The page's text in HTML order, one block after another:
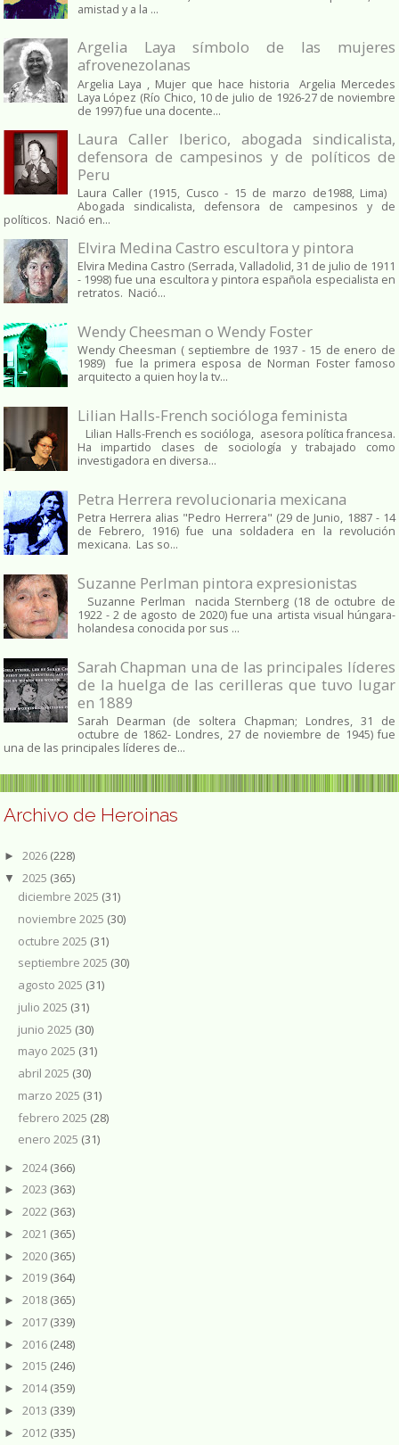
amistad y a la ...
Argelia Laya símbolo de las mujeres
afrovenezolanas
Argelia Laya , Mujer que hace historia Argelia Mercedes
Laya López (Río Chico, 10 de julio de 1926-27 de noviembre
de 1997) fue una docente...
Laura Caller Iberico, abogada sindicalista,
defensora de campesinos y de políticos de
Peru
Laura Caller (1915, Cusco - 15 de marzo de1988, Lima)
Abogada sindicalista, defensora de campesinos y de
políticos. Nació en...
Elvira Medina Castro escultora y pintora
Elvira Medina Castro (Serrada, Valladolid, 31 de julio de 1911
- 1998) fue una escultora y pintora española especialista en
retratos. Nació...
Wendy Cheesman o Wendy Foster
Wendy Cheesman ( septiembre de 1937 - 15 de enero de
1989) fue la primera esposa de Norman Foster famoso
arquitecto a quien hoy la tv...
Lilian Halls-French socióloga feminista
Lilian Halls-French es socióloga, asesora política francesa.
Ha impartido clases de sociología y trabajado como
investigadora en diversa...
Petra Herrera revolucionaria mexicana
Petra Herrera alias "Pedro Herrera" (29 de Junio, 1887 - 14
de Febrero, 1916) fue una soldadera en la revolución
mexicana. Las so...
Suzanne Perlman pintora expresionistas
Suzanne Perlman nacida Sternberg (18 de octubre de
1922 - 2 de agosto de 2020) fue una artista visual húngara-
holandesa conocida por sus ...
Sarah Chapman una de las principales líderes
de la huelga de las cerilleras que tuvo lugar
en 1889
Sarah Dearman (de soltera Chapman; Londres, 31 de
octubre de 1862​- Londres, 27 de noviembre de 1945)​ fue
una de las principales líderes de...
Archivo de Heroinas
► 2026 (228)
▼ 2025 (365)
diciembre 2025 (31)
noviembre 2025 (30)
octubre 2025 (31)
septiembre 2025 (30)
agosto 2025 (31)
julio 2025 (31)
junio 2025 (30)
mayo 2025 (31)
abril 2025 (30)
marzo 2025 (31)
febrero 2025 (28)
enero 2025 (31)
► 2024(366)
► 2023 (363)
► 2022 (363)
► 2021 (365)
► 2020 (365)
► 2019 (364)
► 2018 (365)
► 2017 (339)
► 2016 (248)
► 2015 (246)
► 2014(359)
► 2013 (339)
► 2012 (335)